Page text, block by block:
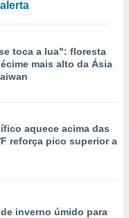
toca a lua": floresta
mais alto da Ásia
aquece acima das
reforça pico superior a
inverno úmido para